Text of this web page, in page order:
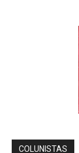
COLUNISTAS